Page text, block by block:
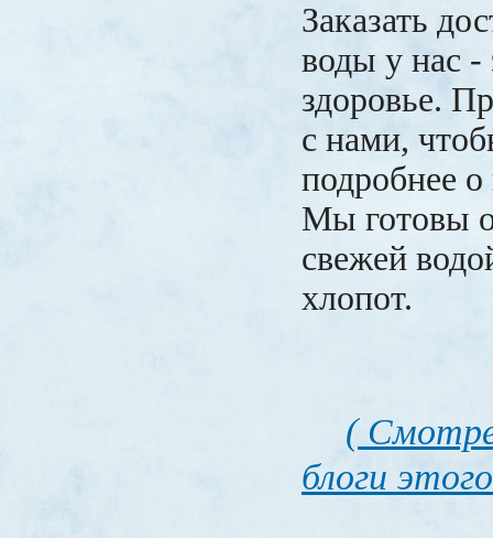
Заказать
воды у нас -
здоровье.
с нами,
подробнее
Мы готовы
свежей
хлопот.
(
блоги